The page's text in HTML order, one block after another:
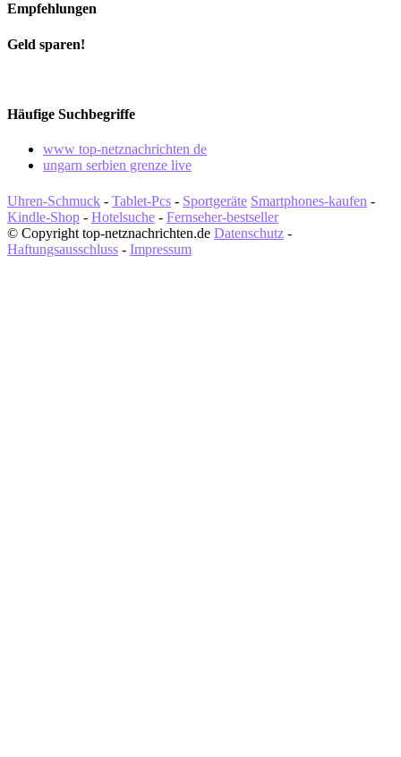
Empfehlungen
Geld sparen!
Häufige Suchbegriffe
www top-netznachrichten de
ungarn serbien grenze live
Uhren-Schmuck - Tablet-Pcs - Sportgeräte Smartphones-kaufen -
Kindle-Shop - Hotelsuche - Fernseher-bestseller
© Copyright top-netznachrichten.de Datenschutz -
Haftungsausschluss - Impressum